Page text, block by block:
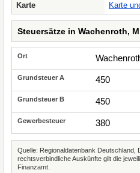
Karte
Karte
Steuersätze in Wachenroth, M
450
450
380
Quelle: Regionaldatenbank Deutschland,
rechtsverbindliche Auskünfte gilt die
Finanzamt.